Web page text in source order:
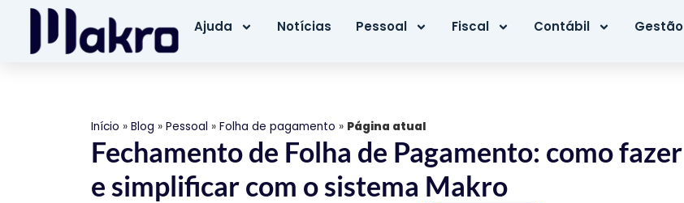
Ajuda Notícias Pessoal Fiscal Contábil Gestão
Início » Blog » Pessoal » Folha de pagamento » Página atual
Fechamento de Folha de Pagamento: como fazer
e simplificar com o sistema Makro